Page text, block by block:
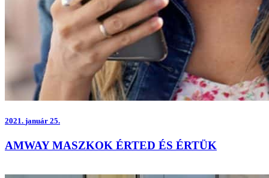
2021. január 25.
AMWAY MASZKOK ÉRTED ÉS ÉRTÜK